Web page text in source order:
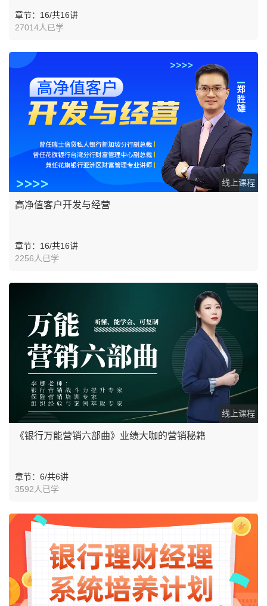
章节：16/共16讲
27014人已学
线上课程
高净值客户开发与经营
章节：16/共16讲
2256人已学
线上课程
《银行万能营销六部曲》业绩大咖的营销秘籍
章节：6/共6讲
3592人已学